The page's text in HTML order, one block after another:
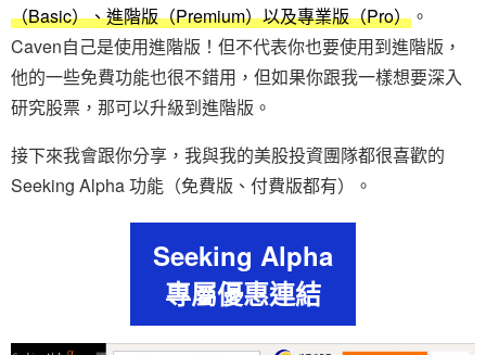
（Basic）、進階版（Premium）以及專業版（Pro） 。
Caven自己是使用進階版！但不代表你也要使用到進階版，
他的一些免費功能也很不錯用，但如果你跟我一樣想要深入
研究股票，那可以升級到進階版。
接下來我會跟你分享，我與我的美股投資團隊都很喜歡的
Seeking Alpha 功能（免費版、付費版都有）。
Seeking Alpha
專屬優惠連結